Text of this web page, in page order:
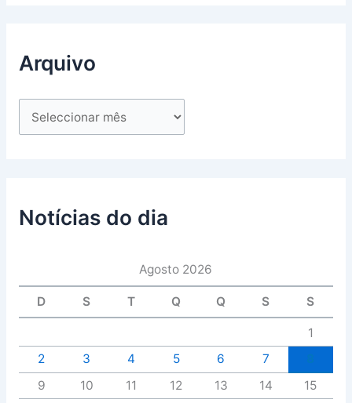
Arquivo
Notícias do dia
Agosto 2026
D S T Q Q S S
1
2
3 4 5 6 7
9
10 11 12 13 14
15